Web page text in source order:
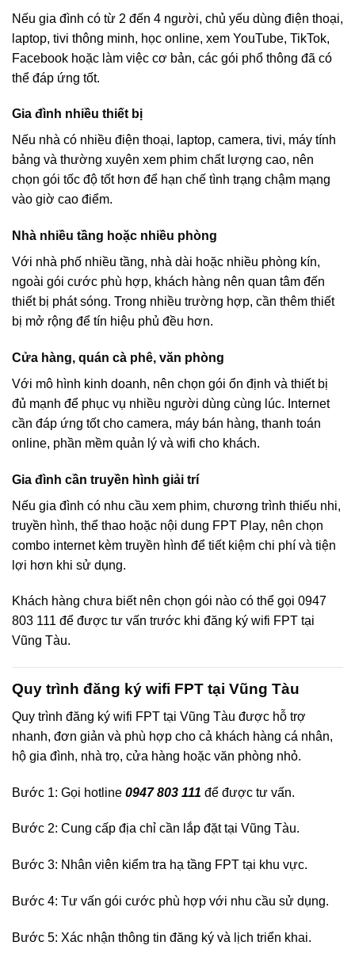
Nếu gia đình có từ 2 đến 4 người, chủ yếu dùng điện thoại,
laptop, tivi thông minh, học online, xem YouTube, TikTok,
Facebook hoặc làm việc cơ bản, các gói phổ thông đã có
thể đáp ứng tốt.
Gia đình nhiều thiết bị
Nếu nhà có nhiều điện thoại, laptop, camera, tivi, máy tính
bảng và thường xuyên xem phim chất lượng cao, nên
chọn gói tốc độ tốt hơn để hạn chế tình trạng chậm mạng
vào giờ cao điểm.
Nhà nhiều tầng hoặc nhiều phòng
Với nhà phố nhiều tầng, nhà dài hoặc nhiều phòng kín,
ngoài gói cước phù hợp, khách hàng nên quan tâm đến
thiết bị phát sóng. Trong nhiều trường hợp, cần thêm thiết
bị mở rộng để tín hiệu phủ đều hơn.
Cửa hàng, quán cà phê, văn phòng
Với mô hình kinh doanh, nên chọn gói ổn định và thiết bị
đủ mạnh để phục vụ nhiều người dùng cùng lúc. Internet
cần đáp ứng tốt cho camera, máy bán hàng, thanh toán
online, phần mềm quản lý và wifi cho khách.
Gia đình cần truyền hình giải trí
Nếu gia đình có nhu cầu xem phim, chương trình thiếu nhi,
truyền hình, thể thao hoặc nội dung FPT Play, nên chọn
combo internet kèm truyền hình để tiết kiệm chi phí và tiện
lợi hơn khi sử dụng.
Khách hàng chưa biết nên chọn gói nào có thể gọi 0947
803 111 để được tư vấn trước khi đăng ký wifi FPT tại
Vũng Tàu.
Quy trình đăng ký wifi FPT tại Vũng Tàu
Quy trình đăng ký wifi FPT tại Vũng Tàu được hỗ trợ
nhanh, đơn giản và phù hợp cho cả khách hàng cá nhân,
hộ gia đình, nhà trọ, cửa hàng hoặc văn phòng nhỏ.
Bước 1: Gọi hotline 0947 803 111 để được tư vấn.
Bước 2: Cung cấp địa chỉ cần lắp đặt tại Vũng Tàu.
Bước 3: Nhân viên kiểm tra hạ tầng FPT tại khu vực.
Bước 4: Tư vấn gói cước phù hợp với nhu cầu sử dụng.
Bước 5: Xác nhận thông tin đăng ký và lịch triển khai.